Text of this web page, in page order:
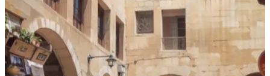
マンガ
女性向け
アプリレビュー